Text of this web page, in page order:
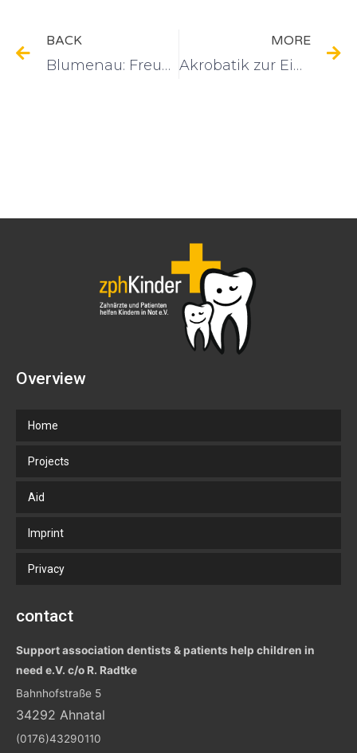
BACK
Blumenau: Freundeskreis der Neter-Schule erhält 5000 Euro
MORE
Akrobatik zur Einweihung
Overview
Home
Projects
Aid
Imprint
Privacy
contact
Support association dentists & patients help children in
need e.V. c/o R. Radtke
Bahnhofstraße 5
34292 Ahnatal
(0176)43290110